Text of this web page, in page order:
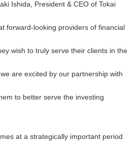
Ishida, President & CEO of Tokai
forward-looking providers of financial
wish to truly serve their clients in the
are excited by our partnership with
to better serve the investing
at a strategically important period